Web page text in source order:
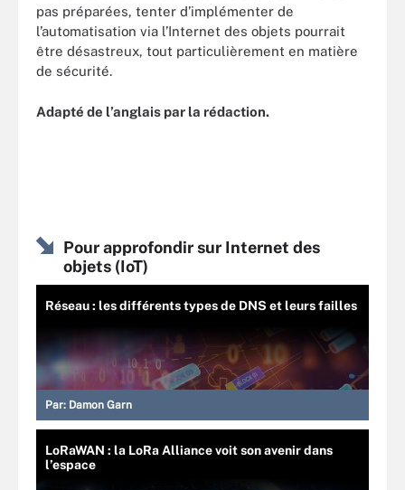
pas préparées, tenter d’implémenter de
l’automatisation via l’Internet des objets pourrait
être désastreux, tout particulièrement en matière
de sécurité.
Adapté de l’anglais par la rédaction.
Pour approfondir sur Internet des
objets (IoT)
Réseau : les différents types de DNS et leurs failles
Par: Damon Garn
LoRaWAN : la LoRa Alliance voit son avenir dans
l’espace